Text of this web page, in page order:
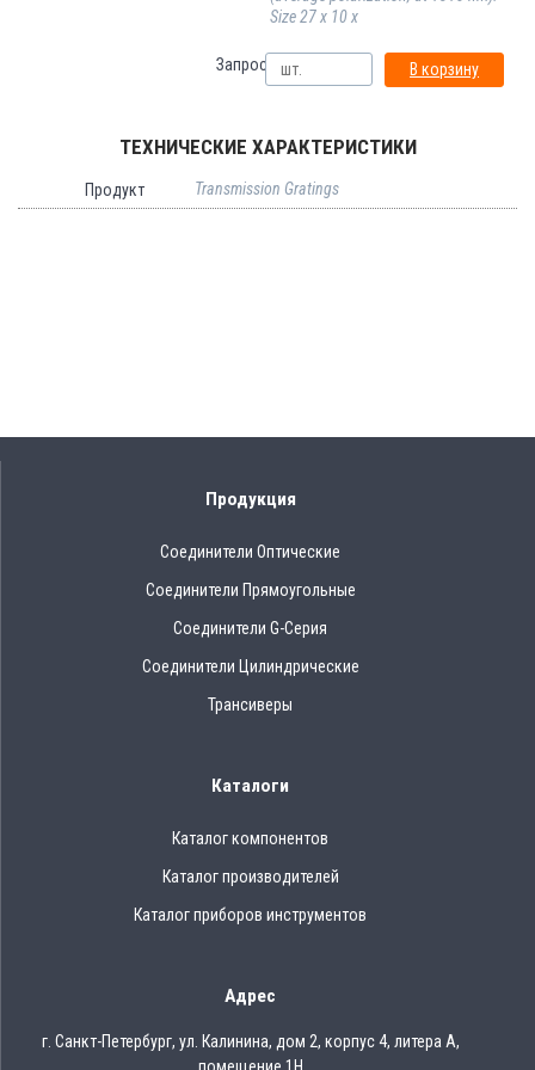
Size 27 x 10 x
Запрос: В корзину
ТЕХНИЧЕСКИЕ ХАРАКТЕРИСТИКИ
Продукт Transmission Gratings
Продукция
Соединители Оптические
Соединители Прямоугольные
Соединители G-Серия
Соединители Цилиндрические
Трансиверы
Каталоги
Каталог компонентов
Каталог производителей
Каталог приборов инструментов
Адрес
г. Санкт-Петербург, ул. Калинина, дом 2, корпус 4, литера А,
помещение 1Н